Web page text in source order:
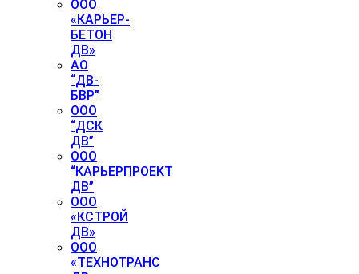
ООО
«КАРЬЕР-
БЕТОН
ДВ»
АО
“ДВ-
БВР”
ООО
“ДСК
ДВ”
ООО
“КАРЬЕРПРОЕКТ
ДВ”
ООО
«КСТРОЙ
ДВ»
ООО
«ТЕХНОТРАНС